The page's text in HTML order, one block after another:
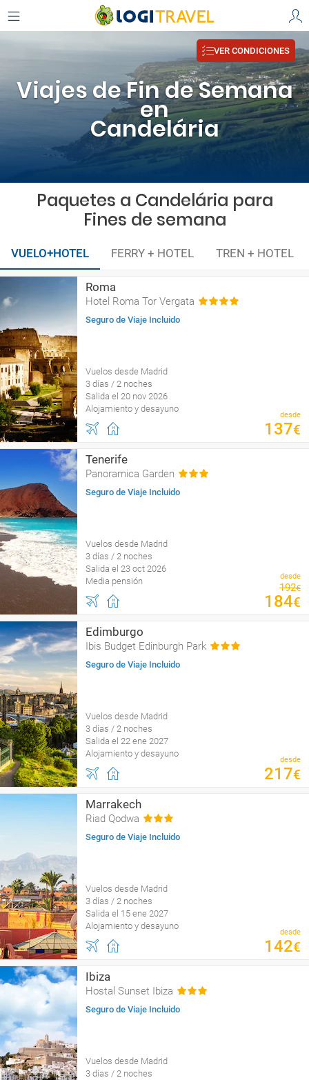
Viajes de Fin de Semana
en
Candelária
VER CONDICIONES
Paquetes a Candelária para
Fines de semana
VUELO+HOTEL FERRY + HOTEL TREN + HOTEL
Roma
Hotel Roma Tor Vergata
Seguro de Viaje Incluido
Vuelos desde Madrid
3 días / 2 noches
Salida el 20 nov 2026
Alojamiento y desayuno
desde
137€
Tenerife
Panoramica Garden
Seguro de Viaje Incluido
Vuelos desde Madrid
3 días / 2 noches
Salida el 23 oct 2026
Media pensión
desde
192€
184€
Edimburgo
Ibis Budget Edinburgh Park
Seguro de Viaje Incluido
Vuelos desde Madrid
3 días / 2 noches
Salida el 22 ene 2027
Alojamiento y desayuno
desde
217€
Marrakech
Riad Qodwa
Seguro de Viaje Incluido
Vuelos desde Madrid
3 días / 2 noches
Salida el 15 ene 2027
Alojamiento y desayuno
desde
142€
Ibiza
Hostal Sunset Ibiza
Seguro de Viaje Incluido
Vuelos desde Madrid
3 días / 2 noches